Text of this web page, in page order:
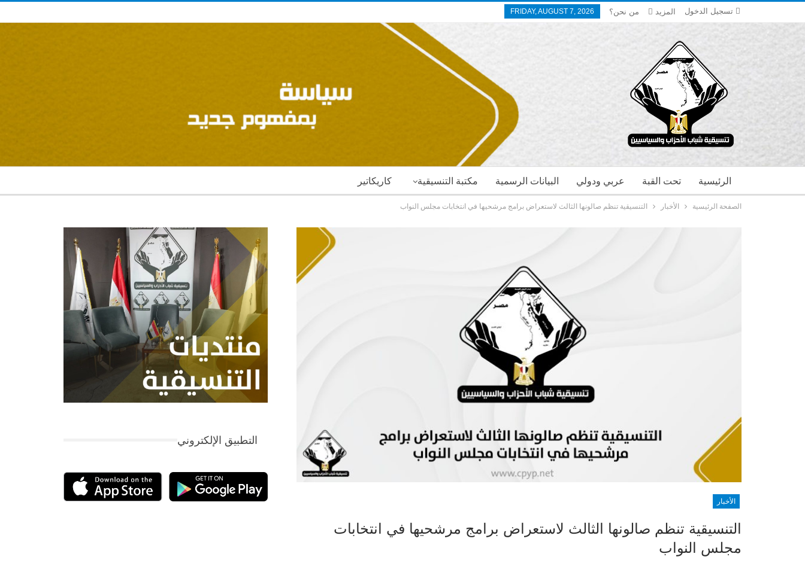
تسجيل الدخول FRIDAY, AUGUST 7, 2026 من نحن؟ المزيد
كاريكاتير مكتبة التنسيقية البيانات الرسمية عربي ودولي تحت القبة الرئيسية
الصفحة الرئيسية الأخبار التنسيقية تنظم صالونها الثالث لاستعراض برامج مرشحيها في انتخابات مجلس النواب
الأخبار
التنسيقية تنظم صالونها الثالث لاستعراض برامج مرشحيها في انتخابات
مجلس النواب
التطبيق الإلكتروني